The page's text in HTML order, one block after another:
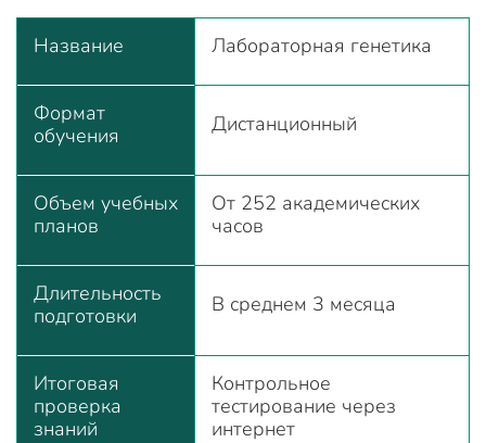
Название Лабораторная генетика
Формат
обучения
Дистанционный
Объем учебных
планов
От 252 академических
часов
Длительность
подготовки
В среднем 3 месяца
Итоговая
проверка
знаний
Контрольное
тестирование через
интернет